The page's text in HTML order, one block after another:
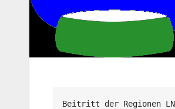
Beitritt der Regionen